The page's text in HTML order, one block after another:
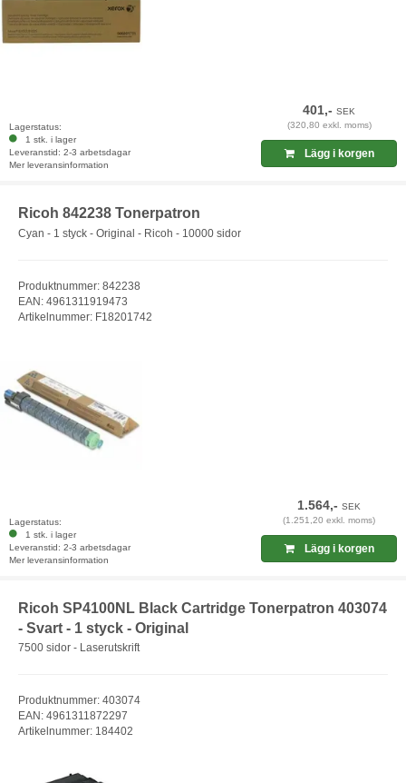
Lagerstatus:
1 stk. i lager
Leveranstid: 2-3 arbetsdagar
Mer leveransinformation
401,-SEK
(320,80 exkl. moms)
Lägg i korgen
Ricoh 842238 Tonerpatron
Cyan - 1 styck - Original - Ricoh - 10000 sidor
Produktnummer: 842238
EAN: 4961311919473
Artikelnummer: F18201742
Lagerstatus:
1 stk. i lager
Leveranstid: 2-3 arbetsdagar
Mer leveransinformation
1.564,-SEK
(1.251,20 exkl. moms)
Lägg i korgen
Ricoh SP4100NL Black Cartridge Tonerpatron 403074
- Svart - 1 styck - Original
7500 sidor - Laserutskrift
Produktnummer: 403074
EAN: 4961311872297
Artikelnummer: 184402